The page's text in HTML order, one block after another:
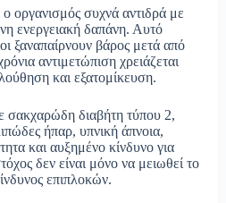
οργανισμός συχνά αντιδρά με
ενεργειακή δαπάνη. Αυτό
ξαναπαίρνουν βάρος μετά από
αντιμετώπιση χρειάζεται
και εξατομίκευση.
σακχαρώδη διαβήτη τύπου 2,
ήπαρ, υπνική άπνοια,
και αυξημένο κίνδυνο για
δεν είναι μόνο να μειωθεί το
επιπλοκών.